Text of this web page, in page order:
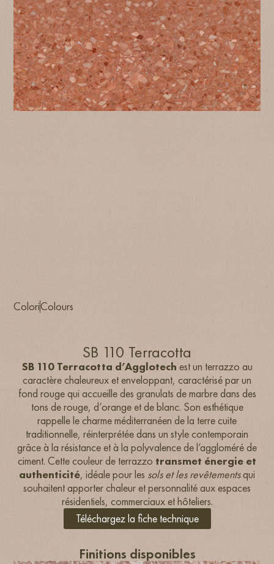
ColoriColours
SB 110 Terracotta
SB 110 Terracotta d’Agglotech est un terrazzo au
caractère chaleureux et enveloppant, caractérisé par un
fond rouge qui accueille des granulats de marbre dans des
tons de rouge, d’orange et de blanc. Son esthétique
rappelle le charme méditerranéen de la terre cuite
traditionnelle, réinterprétée dans un style contemporain
grâce à la résistance et à la polyvalence de l’aggloméré de
ciment. Cette couleur de terrazzo transmet énergie et
authenticité, idéale pour les sols et les revêtementsqui
souhaitent apporter chaleur et personnalité aux espaces
résidentiels, commerciaux et hôteliers.
Téléchargez la fiche technique
Finitions disponibles